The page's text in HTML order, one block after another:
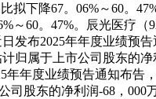
拟下降67。06%～60。
～60。47%。辰光医疗（
发布2025年年度业绩预
归属于上市公司股东的净
年年度业绩预告通知布告
司股东的净利润-68，000